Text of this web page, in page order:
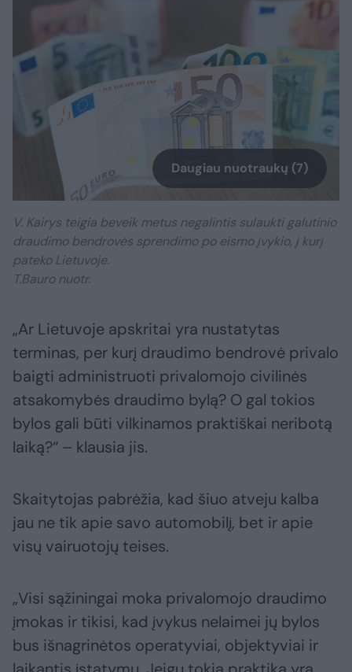
Daugiau nuotraukų (7)
V. Kairys teigia beveik metus negalintis sulaukti galutinio
draudimo bendrovės sprendimo po eismo įvykio, į kurį
pateko Lietuvoje.
T.Bauro nuotr.
„Ar Lietuvoje apskritai yra nustatytas
terminas, per kurį draudimo bendrovė privalo
baigti administruoti privalomojo civilinės
atsakomybės draudimo bylą? O gal tokios
bylos gali būti vilkinamos praktiškai neribotą
laiką?“ – klausia jis.
Skaitytojas pabrėžia, kad šiuo atveju kalba
jau ne tik apie savo automobilį, bet ir apie
visų vairuotojų teises.
„Visi sąžiningai moka privalomojo draudimo
įmokas ir tikisi, kad įvykus nelaimei jų bylos
bus išnagrinėtos operatyviai, objektyviai ir